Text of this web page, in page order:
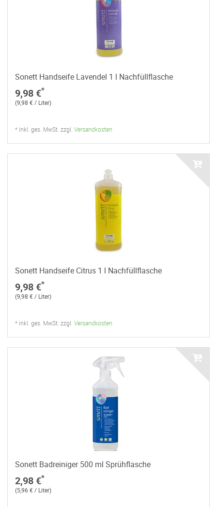
Sonett Handseife Lavendel 1 l Nachfüllflasche
9,98 €*
(9,98 € / Liter)
* inkl. ges. MwSt. zzgl. Versandkosten
Sonett Handseife Citrus 1 l Nachfüllflasche
9,98 €*
(9,98 € / Liter)
* inkl. ges. MwSt. zzgl. Versandkosten
Sonett Badreiniger 500 ml Sprühflasche
2,98 €*
(5,96 € / Liter)